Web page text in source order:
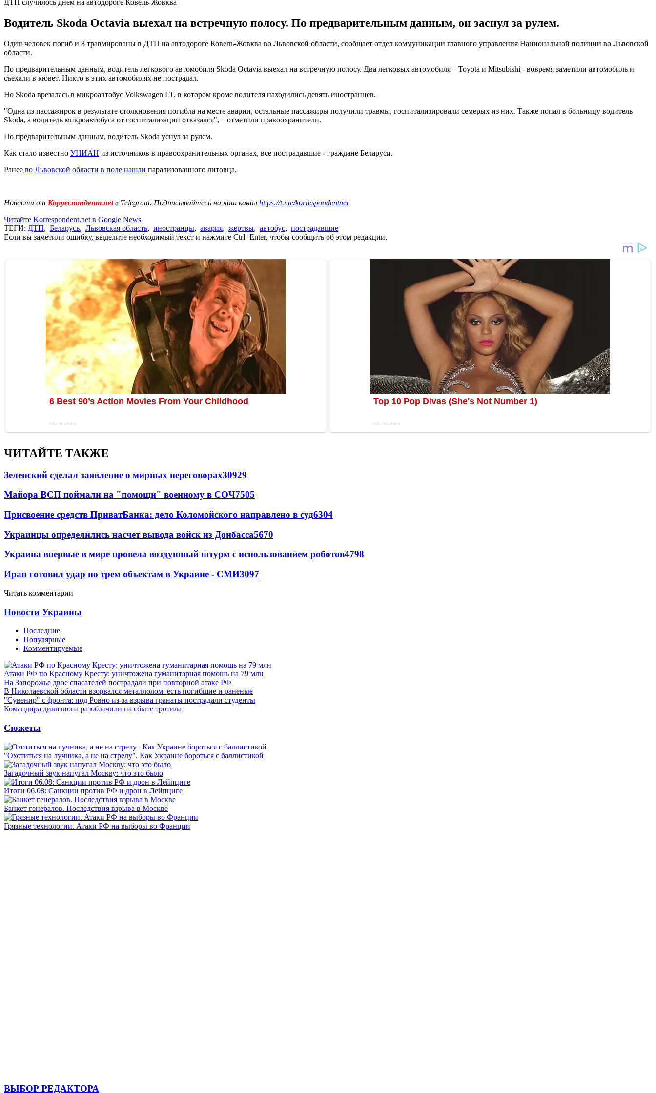
ДТП случилось днем на автодороге Ковель-Жовква
Водитель Skoda Octavia выехал на встречную полосу. По предварительным данным, он заснул за рулем.
Один человек погиб и 8 травмированы в ДТП на автодороге Ковель-Жовква во Львовской области, сообщает отдел коммуникации главного управления Национальной полиции во Львовской
области.
По предварительным данным, водитель легкового автомобиля Skoda Octavia выехал на встречную полосу. Два легковых автомобиля – Toyota и Mitsubishi - вовремя заметили автомобиль и
съехали в кювет. Никто в этих автомобилях не пострадал.
Но Skoda врезалась в микроавтобус Volkswagen LT, в котором кроме водителя находились девять иностранцев.
"Одна из пассажирок в результате столкновения погибла на месте аварии, остальные пассажиры получили травмы, госпитализировали семерых из них. Также попал в больницу водитель
Skoda, а водитель микроавтобуса от госпитализации отказался", – отметили правоохранители.
По предварительным данным, водитель Skoda уснул за рулем.
Как стало известно УНИАН из источников в правоохранительных органах, все пострадавшие - граждане Беларуси.
Ранее во Львовской области в поле нашли парализованного литовца.
Новости от Корреспондент.netв Telegram. Подписывайтесь на наш канал https://t.me/korrespondentnet
Читайте Korrespondent.net в Google News
ТЕГИ: ДТП, Беларусь, Львовская область, иностранцы, авария, жертвы, автобус, пострадавшие
Если вы заметили ошибку, выделите необходимый текст и нажмите Ctrl+Enter, чтобы сообщить об этом редакции.
ЧИТАЙТЕ ТАКЖЕ
Зеленский сделал заявление о мирных переговорах30929
Майора ВСП поймали на "помощи" военному в СОЧ7505
Присвоение средств ПриватБанка: дело Коломойского направлено в суд6304
Украинцы определились насчет вывода войск из Донбасса5670
Украина впервые в мире провела воздушный штурм с использованием роботов4798
Иран готовил удар по трем объектам в Украине - СМИ3097
Читать комментарии
Новости Украины
Последние
Популярные
Комментируемые
Атаки РФ по Красному Кресту: уничтожена гуманитарная помощь на 79 млн
На Запорожье двое спасателей пострадали при повторной атаке РФ
В Николаевской области взорвался металлолом: есть погибшие и раненые
"Сувенир" с фронта: под Ровно из-за взрыва гранаты пострадали студенты
Командира дивизиона разоблачили на сбыте тротила
Сюжеты
"Охотиться на лучника, а не на стрелу". Как Украине бороться с баллистикой
Загадочный звук напугал Москву: что это было
Итоги 06.08: Санкции против РФ и дрон в Лейпциге
Банкет генералов. Последствия взрыва в Москве
Грязные технологии. Атаки РФ на выборы во Франции
ВЫБОР РЕДАКТОРА